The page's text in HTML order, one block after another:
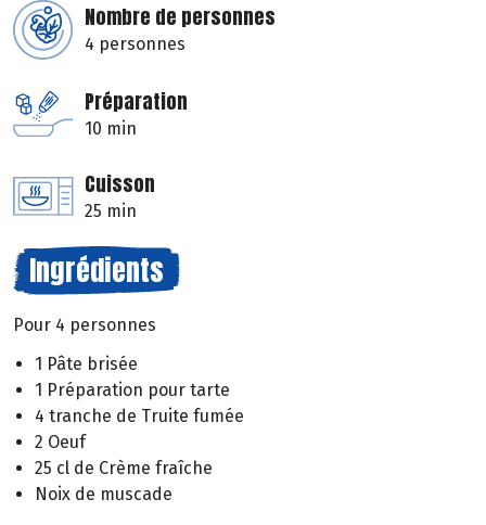
Nombre de personnes
4 personnes
Préparation
10 min
Cuisson
25 min
Ingrédients
Pour 4 personnes
1 Pâte brisée
1 Préparation pour tarte
4 tranche de Truite fumée
2 Oeuf
25 cl de Crème fraîche
Noix de muscade